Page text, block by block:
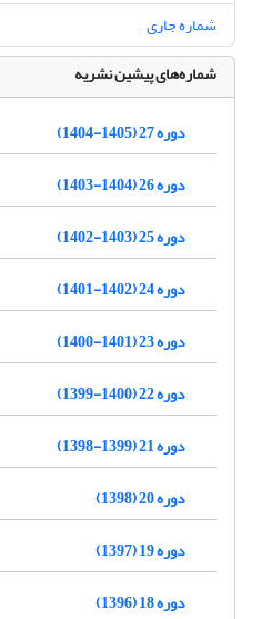
شماره جاری
شماره‌های پیشین نشریه
دوره 27 (1405-1404)
دوره 26 (1404-1403)
دوره 25 (1403-1402)
دوره 24 (1402-1401)
دوره 23 (1401-1400)
دوره 22 (1400-1399)
دوره 21 (1399-1398)
دوره 20 (1398)
دوره 19 (1397)
دوره 18 (1396)